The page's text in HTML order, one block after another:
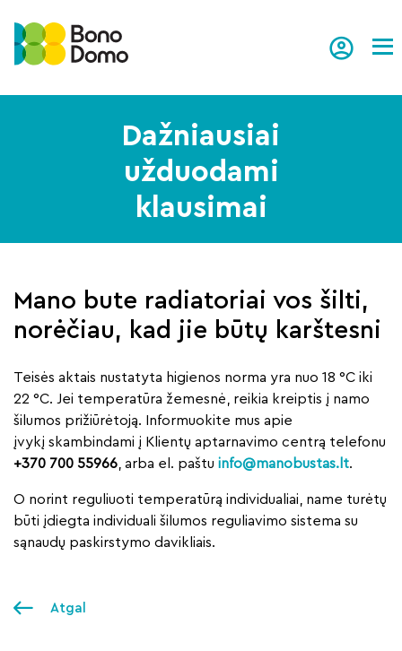
Dažniausiai
užduodami
klausimai
Mano bute radiatoriai vos šilti,
norėčiau, kad jie būtų karštesni
Teisės aktais nustatyta higienos norma yra nuo 18 °C iki
22 °C. Jei temperatūra žemesnė, reikia kreiptis į namo
šilumos prižiūrėtoją. Informuokite mus apie
įvykį skambindami į Klientų aptarnavimo centrą telefonu
+370 700 55966, arba el. paštu info@manobustas.lt.
O norint reguliuoti temperatūrą individualiai, name turėtų
būti įdiegta individuali šilumos reguliavimo sistema su
sąnaudų paskirstymo davikliais.
Atgal